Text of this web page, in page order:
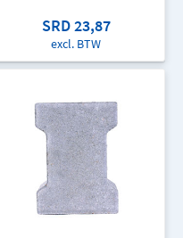
SRD 23,87
excl. BTW